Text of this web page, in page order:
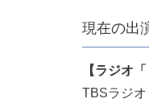
現在の出
【ラジオ
TBSラジ